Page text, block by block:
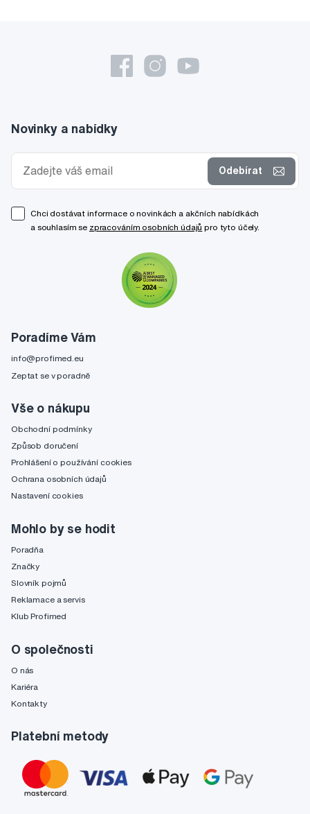
Poradíme Vám
info@profimed.eu
Zeptat se v poradně
Vše o nákupu
Obchodní podmínky
Způsob doručení
Prohlášení o používání cookies
Ochrana osobních údajů
Nastavení cookies
Mohlo by se hodit
Poradňa
Značky
Slovník pojmů
Reklamace a servis
Klub Profimed
O společnosti
O nás
Kariéra
Kontakty
Platební metody
Novinky a nabídky
Odebírat
Chci dostávat informace o novinkách a akčních nabídkách
a souhlasím se zpracováním osobních údajů pro tyto účely.